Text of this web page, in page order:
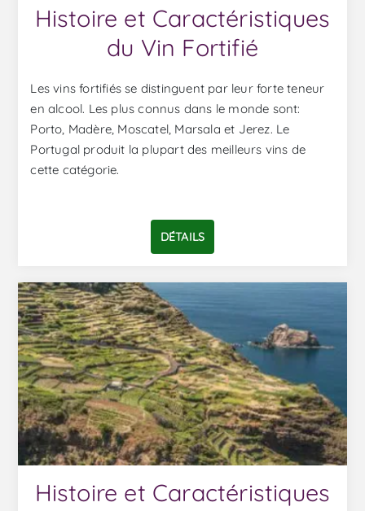
Histoire et Caractéristiques
du Vin Fortifié
Les vins fortifiés se distinguent par leur forte teneur
en alcool. Les plus connus dans le monde sont:
Porto, Madère, Moscatel, Marsala et Jerez. Le
Portugal produit la plupart des meilleurs vins de
cette catégorie.
DÉTAILS
Histoire et Caractéristiques